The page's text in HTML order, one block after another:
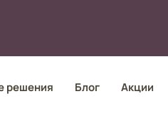
решения Блог Акции